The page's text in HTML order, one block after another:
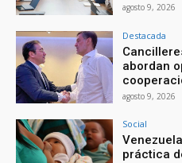
agosto 9, 2026
Destacada
abordan
agosto 9, 2026
Social
práctica